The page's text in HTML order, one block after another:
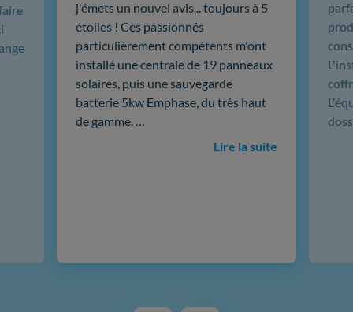
j'émets un nouvel avis... toujours à 5
étoiles ! Ces passionnés
particulièrement compétents m'ont
installé une centrale de 19 panneaux
solaires, puis une sauvegarde
batterie 5kw Emphase, du très haut
de gamme. …
Lire la suite